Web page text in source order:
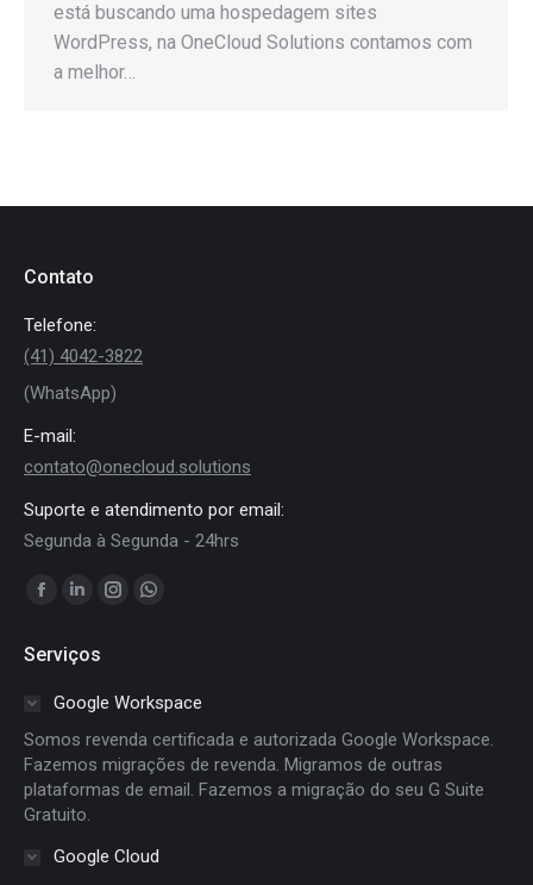
está buscando uma hospedagem sites
WordPress, na OneCloud Solutions contamos com
a melhor…
Contato
Telefone:
(41) 4042-3822
(WhatsApp)
E-mail:
contato@onecloud.solutions
Suporte e atendimento por email:
Segunda à Segunda - 24hrs
Encontre-nos em:
Facebook
opens
window
Linkedin
opens
in
window
Instagram
in
new
window
Whatsapp
in
window
Serviços
Google Workspace
Somos revenda certificada e autorizada Google Workspace.
Fazemos migrações de revenda. Migramos de outras
plataformas de email. Fazemos a migração do seu G Suite
Gratuito.
Google Cloud